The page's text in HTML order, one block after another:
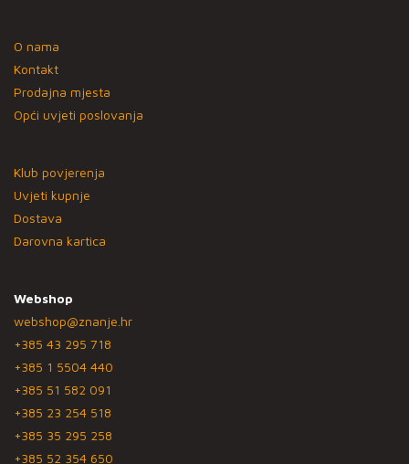
O nama
Kontakt
Prodajna mjesta
Opći uvjeti poslovanja
Klub povjerenja
Uvjeti kupnje
Dostava
Darovna kartica
Webshop
webshop@znanje.hr
+385 43 295 718
+385 1 5504 440
+385 51 582 091
+385 23 254 518
+385 35 295 258
+385 52 354 650